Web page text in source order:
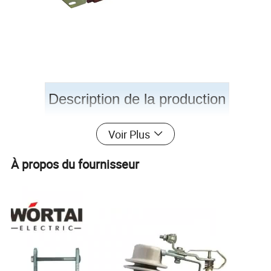
Description de la production
Le transformateur est l'un des appareils électriques importants
du système électrique. Il est similaire au transformateur de
tension et du courant par transformateur de puissance vise à
transférer l'énergie électrique de l'anneau, tandis que la
transformation de la tension et du courant par transformateur
vise à mesurer et à surveiller la tension ou le courant dans le
Voir Plus
À propos du fournisseur